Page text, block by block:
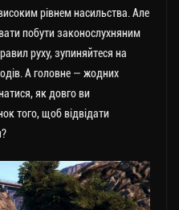
рівнем насильства. Але
побути законослухняним
руху, зупиняйтеся на
А головне — жодних
як довго ви
того, щоб відвідати